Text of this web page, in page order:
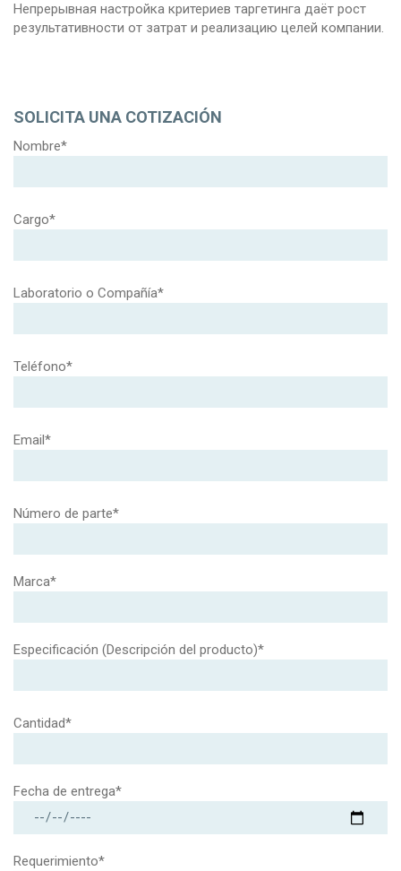
Непрерывная настройка критериев таргетинга даёт рост
результативности от затрат и реализацию целей компании.
SOLICITA UNA COTIZACIÓN
Nombre*
Cargo*
Laboratorio o Compañía*
Teléfono*
Email*
Número de parte*
Marca*
Especificación (Descripción del producto)*
Cantidad*
Fecha de entrega*
Requerimiento*